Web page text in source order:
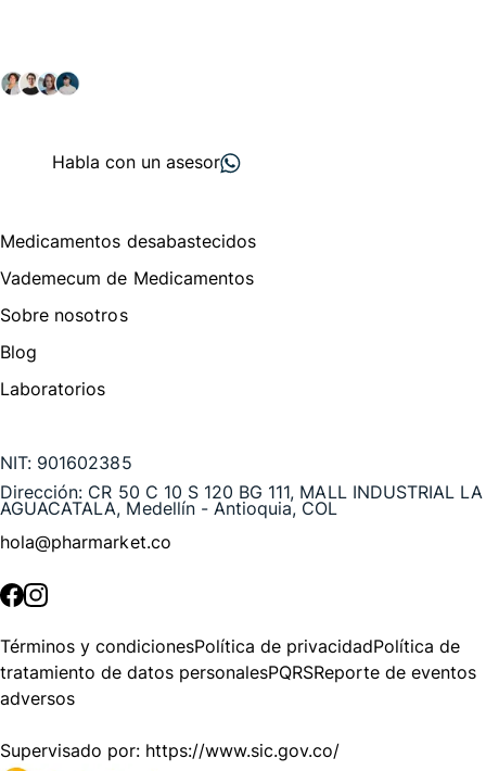
Habla con un asesor
Medicamentos desabastecidos
Vademecum de Medicamentos
Sobre nosotros
Blog
Laboratorios
NIT: 901602385
Dirección: CR 50 C 10 S 120 BG 111, MALL INDUSTRIAL LA
AGUACATALA, Medellín - Antioquia, COL
hola@pharmarket.co
Términos y condicionesPolítica de privacidadPolítica de
tratamiento de datos personalesPQRSReporte de eventos
adversos
Supervisado por: https://www.sic.gov.co/